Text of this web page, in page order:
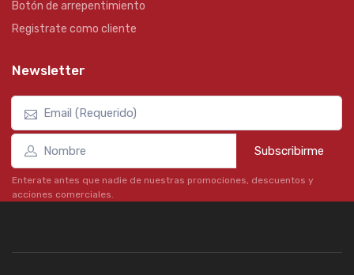
Botón de arrepentimiento
Registrate como cliente
Newsletter
Subscribirme
Enterate antes que nadie de nuestras promociones, descuentos y
acciones comerciales.